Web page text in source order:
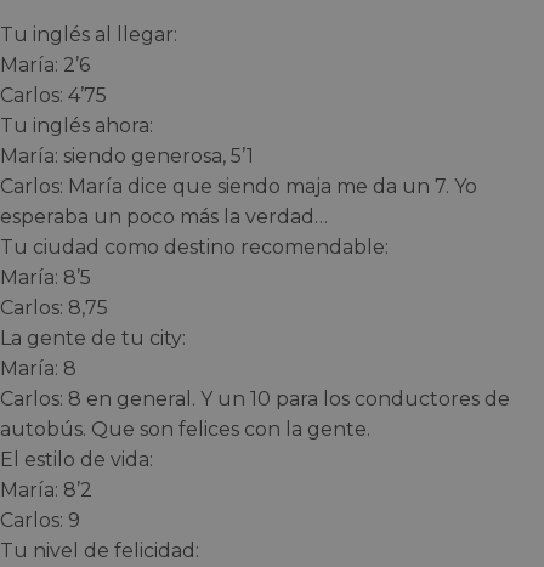
Tu inglés al llegar:
María: 2’6
Carlos: 4’75
Tu inglés ahora:
María: siendo generosa, 5’1
Carlos: María dice que siendo maja me da un 7. Yo
esperaba un poco más la verdad…
Tu ciudad como destino recomendable:
María: 8’5
Carlos: 8,75
La gente de tu city:
María: 8
Carlos: 8 en general. Y un 10 para los conductores de
autobús. Que son felices con la gente.
El estilo de vida:
María: 8’2
Carlos: 9
Tu nivel de felicidad: